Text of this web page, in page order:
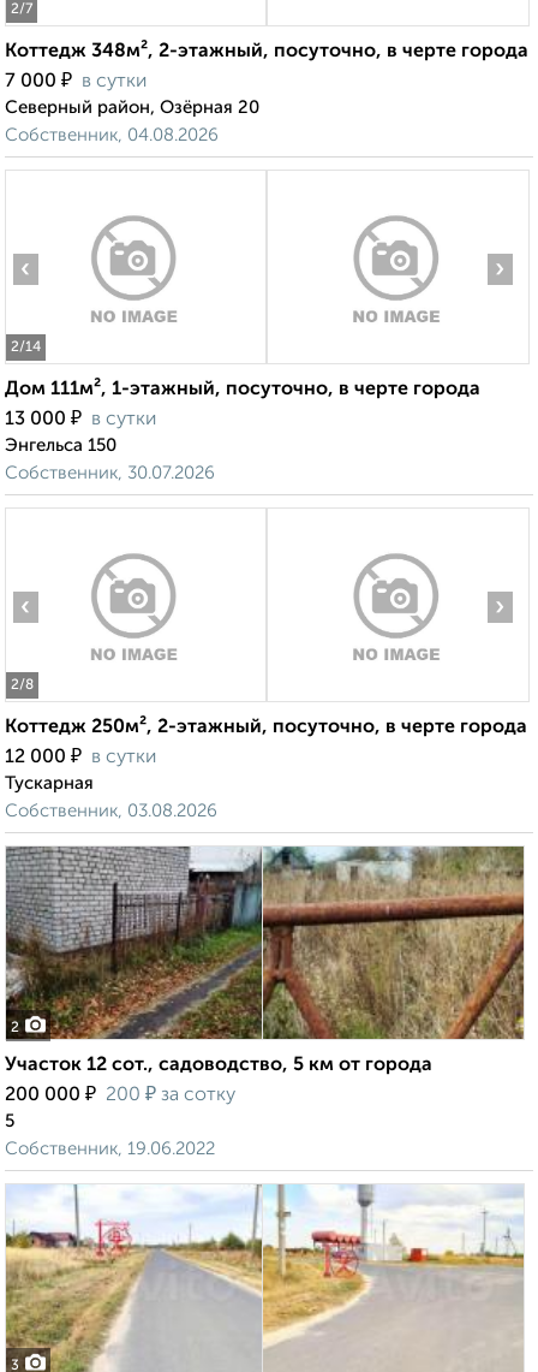
2/7
Коттедж 348м², 2-этажный, посуточно, в черте города
7 000 ₽ в сутки
Северный район, Озёрная 20
Собственник, 04.08.2026
2/14
‹ ›
Дом 111м², 1-этажный, посуточно, в черте города
13 000 ₽ в сутки
Энгельса 150
Собственник, 30.07.2026
2/8
‹ ›
Коттедж 250м², 2-этажный, посуточно, в черте города
12 000 ₽ в сутки
Тускарная
Собственник, 03.08.2026
2
Участок 12 сот., садоводство, 5 км от города
200 000 ₽ 200 ₽ за сотку
5
Собственник, 19.06.2022
3